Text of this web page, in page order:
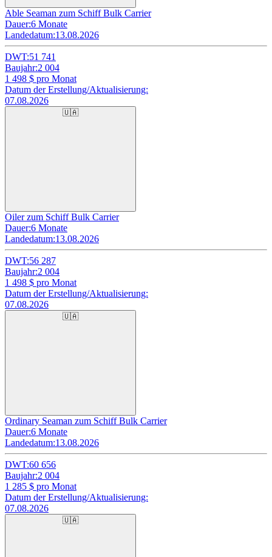
Able Seaman zum Schiff Bulk Carrier
Dauer:6 Monate
Landedatum:13.08.2026
DWT:51 741
Baujahr:2 004
1 498 $ pro Monat
Datum der Erstellung/Aktualisierung:
07.08.2026
🇺🇦
Oiler zum Schiff Bulk Carrier
Dauer:6 Monate
Landedatum:13.08.2026
DWT:56 287
Baujahr:2 004
1 498 $ pro Monat
Datum der Erstellung/Aktualisierung:
07.08.2026
🇺🇦
Ordinary Seaman zum Schiff Bulk Carrier
Dauer:6 Monate
Landedatum:13.08.2026
DWT:60 656
Baujahr:2 004
1 285 $ pro Monat
Datum der Erstellung/Aktualisierung:
07.08.2026
🇺🇦